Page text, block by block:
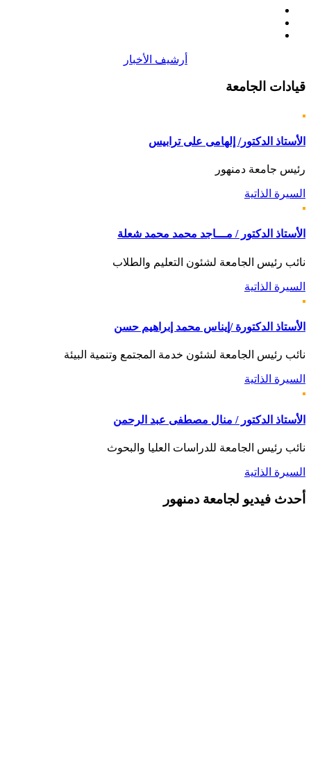
أرشيف الأخبار
قيادات الجامعة
الأستاذ الدكتور/ إلهامى على ترابيس
رئيس جامعة دمنهور
السيرة الذاتية
الأستاذ الدكتور / مـــاجد محمد محمد شعلة
نائب رئيس الجامعة لشئون التعليم والطلاب
السيرة الذاتية
الأستاذ الدكتورة /إيناس محمد إبراهيم حسن
نائب رئيس الجامعة لشئون خدمة المجتمع وتنمية البيئة
السيرة الذاتية
الأستاذ الدكتور / منال مصطفى عبد الرحمن
نائب رئيس الجامعة للدراسات العليا والبحوث
السيرة الذاتية
أحدث فيديو لجامعة دمنهور